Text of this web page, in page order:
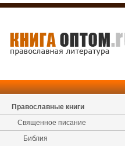
Православные книги
Священное писание
Библия